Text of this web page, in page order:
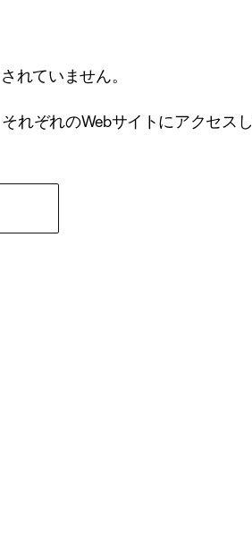
れていません。
れぞれのWebサイトにアクセス